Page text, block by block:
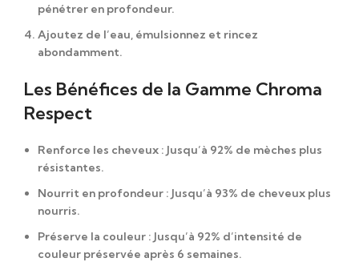
pénétrer en profondeur.
Ajoutez de l’eau , émulsionnez et rincez
abondamment.
Les Bénéfices de la Gamme Chroma
Respect
Renforce les cheveux : Jusqu’à 92% de mèches plus
résistantes.
Nourrit en profondeur : Jusqu’à 93% de cheveux plus
nourris.
Préserve la couleur : Jusqu’à 92% d’intensité de
couleur préservée après 6 semaines.